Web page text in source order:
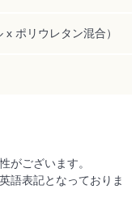
ポリウレタン混合）
がございます。
語表記となっておりま